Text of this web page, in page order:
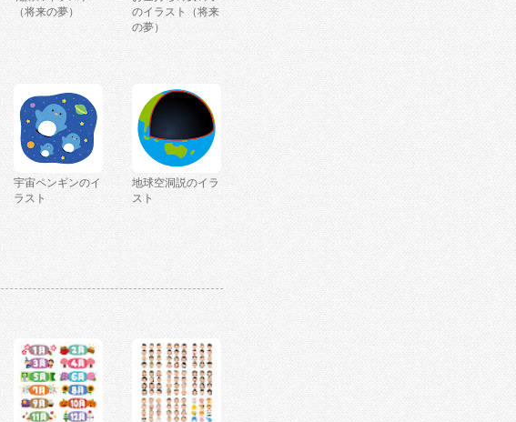
（将来の夢）
のイラスト（将来
の夢）
宇宙ペンギンのイ
ラスト
地球空洞説のイラ
スト